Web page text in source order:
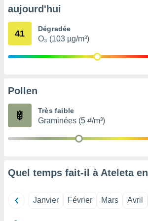
ou
de la
non
des
le
le
aujourd'hui
41 Dégradée
O₃ (103 µg/m³)
Pollen
Très faible
Graminées (5 #/m³)
Quel temps fait-il à Ateleta en
Janvier Février Mars Avril